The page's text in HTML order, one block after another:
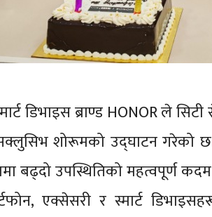
डिभाइस ब्राण्ड HONOR ले
शोरूमको उद्घाटन गरेको
बढ्दो उपस्थितिको महत्वपूर्ण
एक्सेसरी र स्मार्ट